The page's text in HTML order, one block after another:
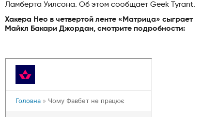
Ламберта Уилсона. Об этом сообщает Geek Tyrant.
Хакера Нео в четвертой ленте «Матрица» сыграет
Майкл Бакари Джордан, смотрите подробности: